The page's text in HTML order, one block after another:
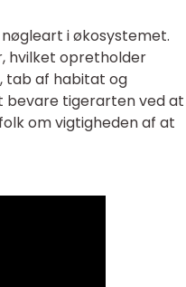
i økosystemet.
hvilket opretholder
tab af habitat og
bevare tigerarten ved at
om vigtigheden af at